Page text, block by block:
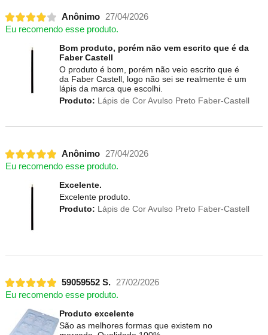
Anônimo
27/04/2026
Eu recomendo esse produto.
Bom produto, porém não vem escrito que é da
Faber Castell
O produto é bom, porém não veio escrito que é
da Faber Castell, logo não sei se realmente é um
lápis da marca que escolhi.
Produto: Lápis de Cor Avulso Preto Faber-Castell
Anônimo
27/04/2026
Eu recomendo esse produto.
Excelente.
Excelente produto.
Produto: Lápis de Cor Avulso Preto Faber-Castell
59059552 S.
27/02/2026
Eu recomendo esse produto.
Produto excelente
São as melhores formas que existem no